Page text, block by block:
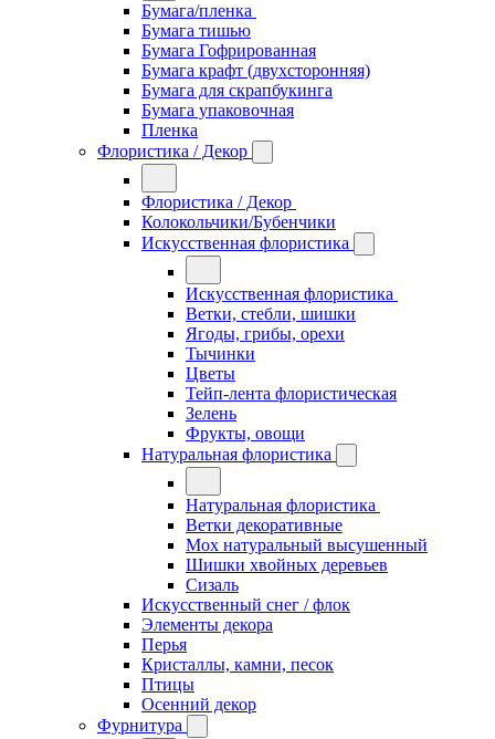
Бумага/пленка
Бумага тишью
Бумага Гофрированная
Бумага крафт (двухсторонняя)
Бумага для скрапбукинга
Бумага упаковочная
Пленка
Флористика / Декор
Флористика / Декор
Колокольчики/Бубенчики
Искусственная флористика
Искусственная флористика
Ветки, стебли, шишки
Ягоды, грибы, орехи
Тычинки
Цветы
Тейп-лента флористическая
Зелень
Фрукты, овощи
Натуральная флористика
Натуральная флористика
Ветки декоративные
Мох натуральный высушенный
Шишки хвойных деревьев
Сизаль
Искусственный снег / флок
Элементы декора
Перья
Кристаллы, камни, песок
Птицы
Осенний декор
Фурнитура